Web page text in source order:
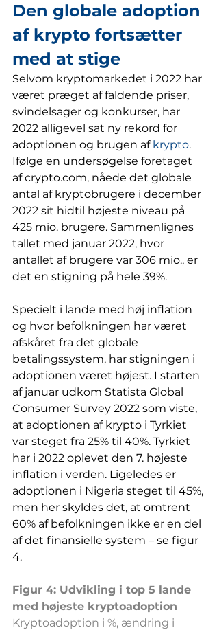
Den globale adoption
af krypto fortsætter
med at stige
Selvom kryptomarkedet i 2022 har
været præget af faldende priser,
svindelsager og konkurser, har
2022 alligevel sat ny rekord for
adoptionen og brugen af krypto.
Ifølge en undersøgelse foretaget
af crypto.com, nåede det globale
antal af kryptobrugere i december
2022 sit hidtil højeste niveau på
425 mio. brugere. Sammenlignes
tallet med januar 2022, hvor
antallet af brugere var 306 mio., er
det en stigning på hele 39%.
Specielt i lande med høj inflation
og hvor befolkningen har været
afskåret fra det globale
betalingssystem, har stigningen i
adoptionen været højest. I starten
af januar udkom Statista Global
Consumer Survey 2022 som viste,
at adoptionen af krypto i Tyrkiet
var steget fra 25% til 40%. Tyrkiet
har i 2022 oplevet den 7. højeste
inflation i verden. Ligeledes er
adoptionen i Nigeria steget til 45%,
men her skyldes det, at omtrent
60% af befolkningen ikke er en del
af det finansielle system – se figur
4.
Figur 4: Udvikling i top 5 lande
med højeste kryptoadoption
Kryptoadoption i %, ændring i